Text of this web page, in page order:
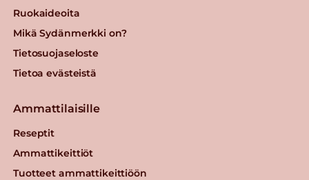
Ruokaideoita
Mikä Sydänmerkki on?
Tietosuojaseloste
Tietoa evästeistä
Ammattilaisille
Reseptit
Ammattikeittiöt
Tuotteet ammattikeittiöön